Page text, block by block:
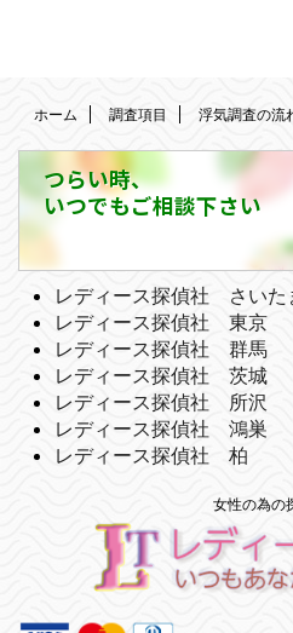
ホーム 調査項目 浮気調査の流
つらい時、
いつでもご相談下さい
レディース探偵社 さいた
レディース探偵社 東京
レディース探偵社 群馬
レディース探偵社 茨城
レディース探偵社 所沢
レディース探偵社 鴻巣
レディース探偵社 柏
女性の為の